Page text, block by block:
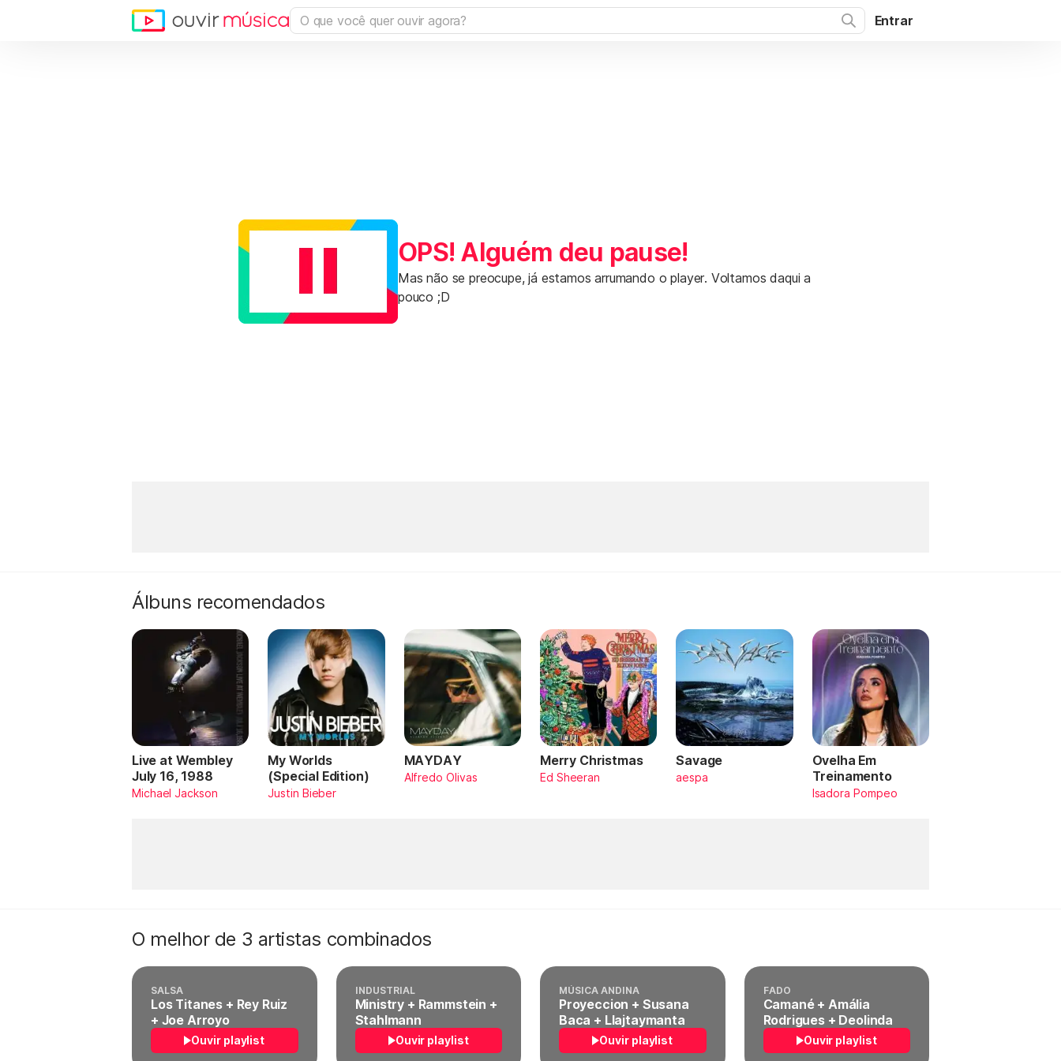
Entrar
OPS! Alguém deu pause!
Mas não se preocupe, já estamos arrumando o player. Voltamos daqui a
pouco ;D
Álbuns recomendados
Live at Wembley
July 16, 1988
Michael Jackson
My Worlds
(Special Edition)
Justin Bieber
MAYDAY
Alfredo Olivas
Merry Christmas
Ed Sheeran
Savage
aespa
Ovelha Em
Treinamento
Isadora Pompeo
O melhor de 3 artistas combinados
SALSA
Los Titanes + Rey Ruiz
+ Joe Arroyo
Ouvir playlist
INDUSTRIAL
Ministry + Rammstein +
Stahlmann
Ouvir playlist
MÚSICA ANDINA
Proyeccion + Susana
Baca + Llajtaymanta
Ouvir playlist
FADO
Camané + Amália
Rodrigues + Deolinda
Ouvir playlist